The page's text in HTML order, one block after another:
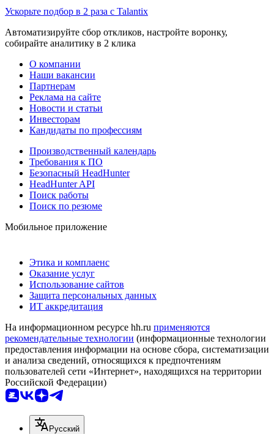
Ускорьте подбор в 2 раза с Talantix
Автоматизируйте сбор откликов, настройте воронку,
собирайте аналитику в 2 клика
О компании
Наши вакансии
Партнерам
Реклама на сайте
Новости и статьи
Инвесторам
Кандидаты по профессиям
Производственный календарь
Требования к ПО
Безопасный HeadHunter
HeadHunter API
Поиск работы
Поиск по резюме
Мобильное приложение
Этика и комплаенс
Оказание услуг
Использование сайтов
Защита персональных данных
ИТ аккредитация
На информационном ресурсе hh.ru применяются
рекомендательные технологии (информационные технологии
предоставления информации на основе сбора, систематизации
и анализа сведений, относящихся к предпочтениям
пользователей сети «Интернет», находящихся на территории
Российской Федерации)
Русский